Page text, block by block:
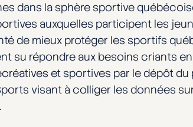
dans la sphère sportive
auxquelles participent les
de mieux protéger les sportifs
su répondre aux besoins criants
et sportives par le dépôt
visant à colliger les données